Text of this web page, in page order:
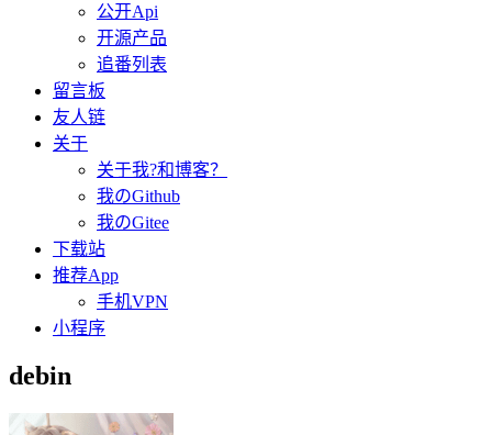
公开Api
开源产品
追番列表
留言板
友人链
关于
关于我?和博客？
我のGithub
我のGitee
下载站
推荐App
手机VPN
小程序
debin